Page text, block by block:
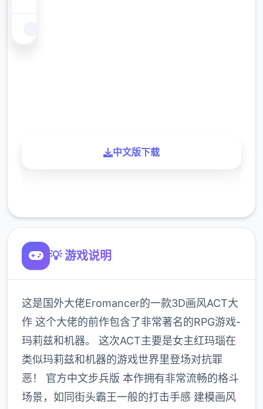
中文版下载
💡 游戏说明
这是国外大佬Eromancer的一款3D画风ACT大
作 这个大佬的前作包含了非常著名的RPG游戏-
玛莉兹和机器。 这次ACT主要是女主红玛瑙在
类似玛莉兹和机器的游戏世界里登场对抗罪
恶！ 官方中文步兵版 本作拥有非常流畅的格斗
场景，如同街头霸王一般的打击手感 建模画风